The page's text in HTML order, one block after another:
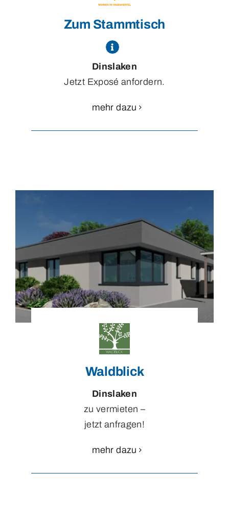
Zum Stammtisch
Dinslaken
Jetzt Exposé anfordern.
mehr dazu
Waldblick
Dinslaken
zu vermieten –
jetzt anfragen!
mehr dazu